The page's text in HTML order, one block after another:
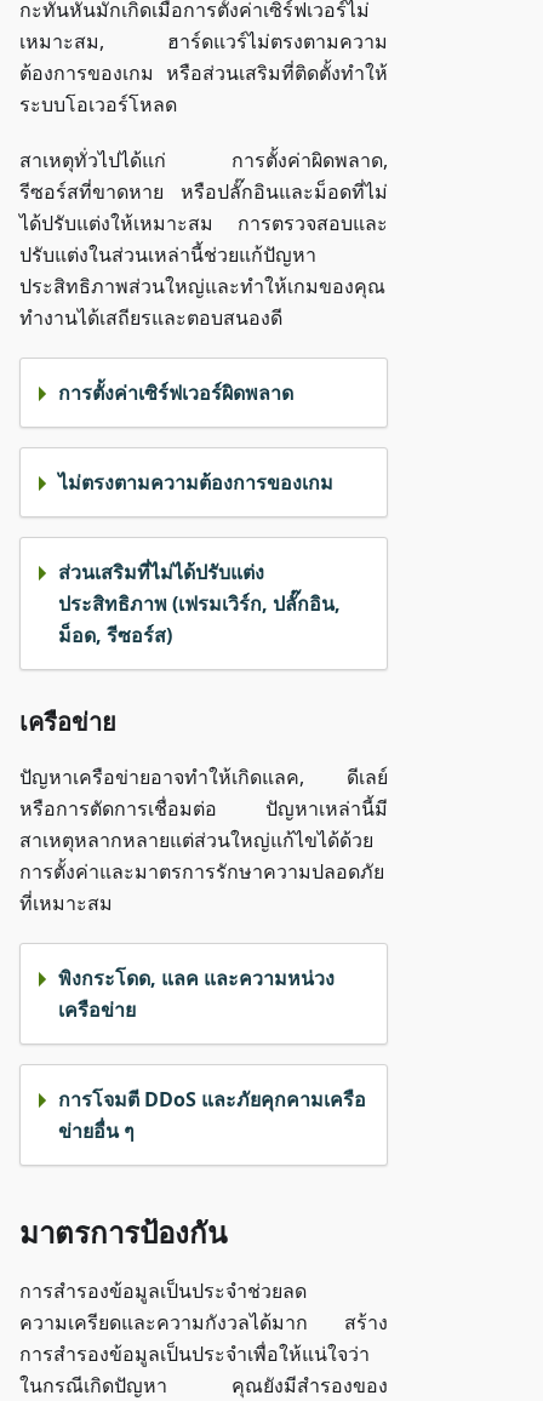
กะทันหันมักเกิดเมื่อการตั้งค่าเซิร์ฟเวอร์ไม่
เหมาะสม, ฮาร์ดแวร์ไม่ตรงตามความ
ต้องการของเกม หรือส่วนเสริมที่ติดตั้งทำให้
ระบบโอเวอร์โหลด
สาเหตุทั่วไปได้แก่ การตั้งค่าผิดพลาด,
รีซอร์สที่ขาดหาย หรือปลั๊กอินและม็อดที่ไม่
ได้ปรับแต่งให้เหมาะสม การตรวจสอบและ
ปรับแต่งในส่วนเหล่านี้ช่วยแก้ปัญหา
ประสิทธิภาพส่วนใหญ่และทำให้เกมของคุณ
ทำงานได้เสถียรและตอบสนองดี
การตั้งค่าเซิร์ฟเวอร์ผิดพลาด
ไม่ตรงตามความต้องการของเกม
ส่วนเสริมที่ไม่ได้ปรับแต่ง
ประสิทธิภาพ (เฟรมเวิร์ก, ปลั๊กอิน,
ม็อด, รีซอร์ส)
เครือข่าย
ปัญหาเครือข่ายอาจทำให้เกิดแลค, ดีเลย์
หรือการตัดการเชื่อมต่อ ปัญหาเหล่านี้มี
สาเหตุหลากหลายแต่ส่วนใหญ่แก้ไขได้ด้วย
การตั้งค่าและมาตรการรักษาความปลอดภัย
ที่เหมาะสม
พิงกระโดด, แลค และความหน่วง
เครือข่าย
การโจมตี DDoS และภัยคุกคามเครือ
ข่ายอื่น ๆ
มาตรการป้องกัน
การสำรองข้อมูลเป็นประจำช่วยลด
ความเครียดและความกังวลได้มาก สร้าง
การสำรองข้อมูลเป็นประจำเพื่อให้แน่ใจว่า
ในกรณีเกิดปัญหา คุณยังมีสำรองของ